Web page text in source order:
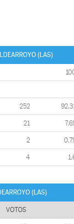
(LAS)
252
21
2
4
(LAS)
VOTOS